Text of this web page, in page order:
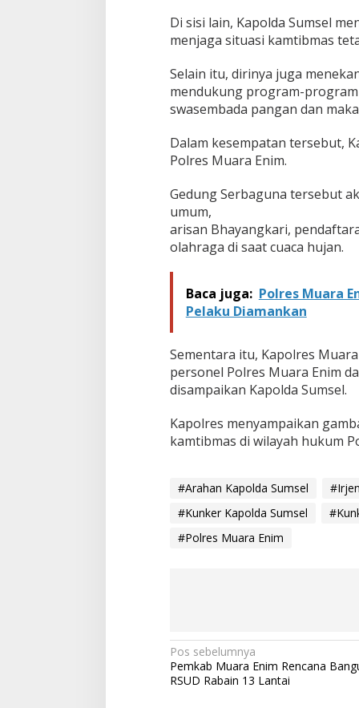
Di sisi lain, Kapolda Sumsel
menjaga situasi kamtibmas
Selain itu, dirinya juga
mendukung program-
swasembada pangan dan
Dalam kesempatan tersebut,
Polres Muara Enim.
Gedung Serbaguna tersebut
umum,
arisan Bhayangkari,
olahraga di saat cuaca hujan.
Baca juga: Polres Muara
Pelaku Diamankan
Sementara itu, Kapolres
personel Polres Muara Enim
disampaikan Kapolda Sumsel.
Kapolres menyampaikan
kamtibmas di wilayah hukum
#Arahan Kapolda Sumsel
#Kunker Kapolda Sumsel
#Polres Muara Enim
N
a
Pos sebelumnya
Pemkab Muara Enim Rencana
RSUD Rabain 13 Lantai